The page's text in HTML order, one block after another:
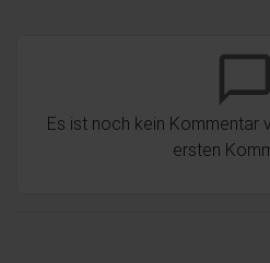
chat_bubble_outline
Es ist noch kein Kommentar
ersten